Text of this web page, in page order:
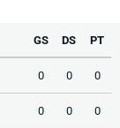
GS DS PT
0 0 0
0 0 0